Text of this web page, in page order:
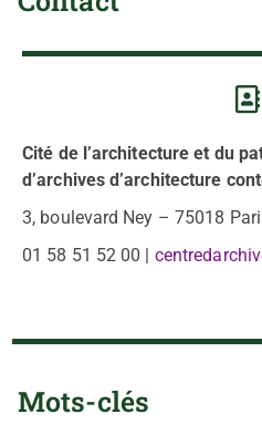
Cité de l’architecture et du
d’archives d’architecture
3, boulevard Ney – 75018
01 58 51 52 00 |
Mots-clés